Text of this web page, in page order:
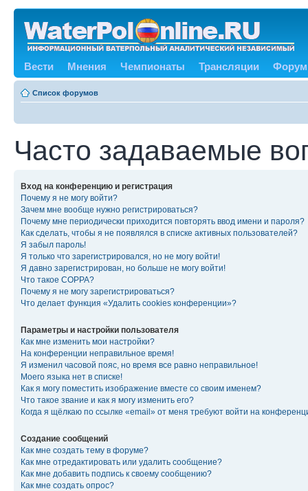
Вести Мнения Чемпионаты Трансляции Форум
Список форумов
Часто задаваемые
Вход на конференцию и регистрация
Почему я не могу войти?
Зачем мне вообще нужно регистрироваться?
Почему мне периодически приходится повторять ввод имени и пароля?
Как сделать, чтобы я не появлялся в списке активных пользователей?
Я забыл пароль!
Я только что зарегистрировался, но не могу войти!
Я давно зарегистрирован, но больше не могу войти!
Что такое COPPA?
Почему я не могу зарегистрироваться?
Что делает функция «Удалить cookies конференции»?
Параметры и настройки пользователя
Как мне изменить мои настройки?
На конференции неправильное время!
Я изменил часовой пояс, но время все равно неправильное!
Моего языка нет в списке!
Как я могу поместить изображение вместе со своим именем?
Что такое звание и как я могу изменить его?
Когда я щёлкаю по ссылке «email» от меня требуют войти на
Создание сообщений
Как мне создать тему в форуме?
Как мне отредактировать или удалить сообщение?
Как мне добавить подпись к своему сообщению?
Как мне создать опрос?